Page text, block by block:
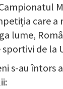
care a
lume,
de la
s-au întors